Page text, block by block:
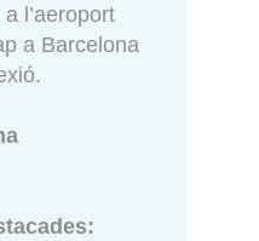
l’aeroport
a Barcelona